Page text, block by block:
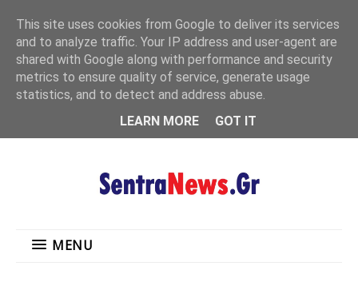
MENU
MENU
This site uses cookies from Google to deliver its services
and to analyze traffic. Your IP address and user-agent are
shared with Google along with performance and security
metrics to ensure quality of service, generate usage
statistics, and to detect and address abuse.
LEARN MORE
GOT IT